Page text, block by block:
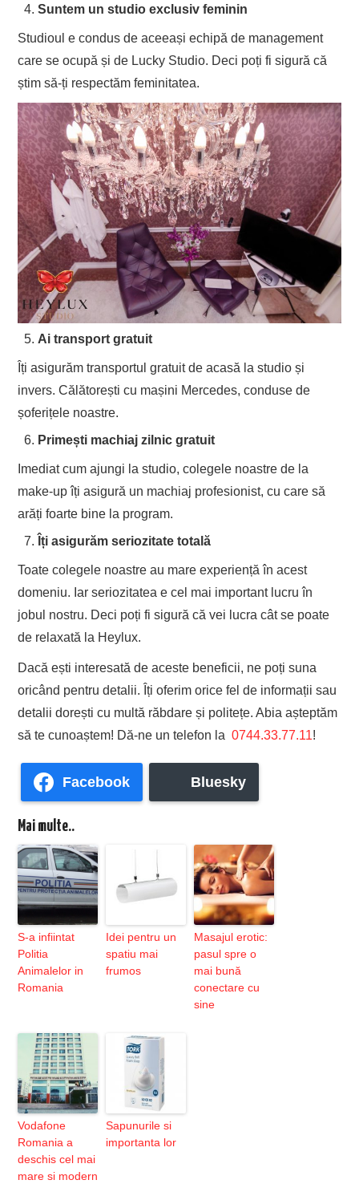
Suntem un studio exclusiv feminin
Studioul e condus de aceeași echipă de management
care se ocupă și de Lucky Studio. Deci poți fi sigură că
știm să-ți respectăm feminitatea.
Ai transport gratuit
Îți asigurăm transportul gratuit de acasă la studio și
invers. Călătorești cu mașini Mercedes, conduse de
șoferițele noastre.
Primești machiaj zilnic gratuit
Imediat cum ajungi la studio, colegele noastre de la
make-up îți asigură un machiaj profesionist, cu care să
arăți foarte bine la program.
Îți asigurăm seriozitate totală
Toate colegele noastre au mare experiență în acest
domeniu. Iar seriozitatea e cel mai important lucru în
jobul nostru. Deci poți fi sigură că vei lucra cât se poate
de relaxată la Heylux.
Dacă ești interesată de aceste beneficii, ne poți suna
oricând pentru detalii. Îți oferim orice fel de informații sau
detalii dorești cu multă răbdare și politețe. Abia așteptăm
să te cunoaștem! Dă-ne un telefon la0744.33.77.11!
Facebook Bluesky
Mai multe..
S-a infiintat
Politia
Animalelor in
Romania
Idei pentru un
spatiu mai
frumos
Masajul erotic:
pasul spre o
mai bună
conectare cu
sine
Vodafone
Romania a
deschis cel mai
mare si modern
Sapunurile si
importanta lor